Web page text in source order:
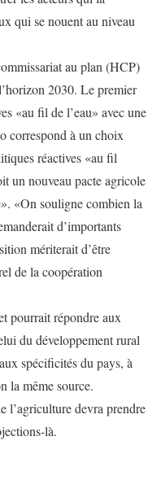
qui se nouent au niveau
au plan (HCP)
2030. Le premier
«au fil de l’eau» avec une
correspond à un choix
réactives «au fil
un nouveau pacte agricole
«On souligne combien la
d’importants
mériterait d’être
de la coopération
pourrait répondre aux
du développement rural
spécificités du pays, à
la même source.
l’agriculture devra prendre
là.